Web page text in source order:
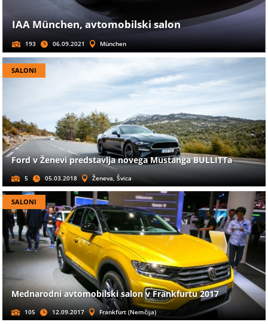
IAA München, avtomobilski salon
193 06.09.2021 München
SALONI
Ford v Ženevi predstavlja novega Mustanga BULLITTa
5 05.03.2018 Ženeva, Švica
SALONI
Mednarodni avtomobilski salon v Frankfurtu 2017
105 12.09.2017 Frankfurt (Nemčija)